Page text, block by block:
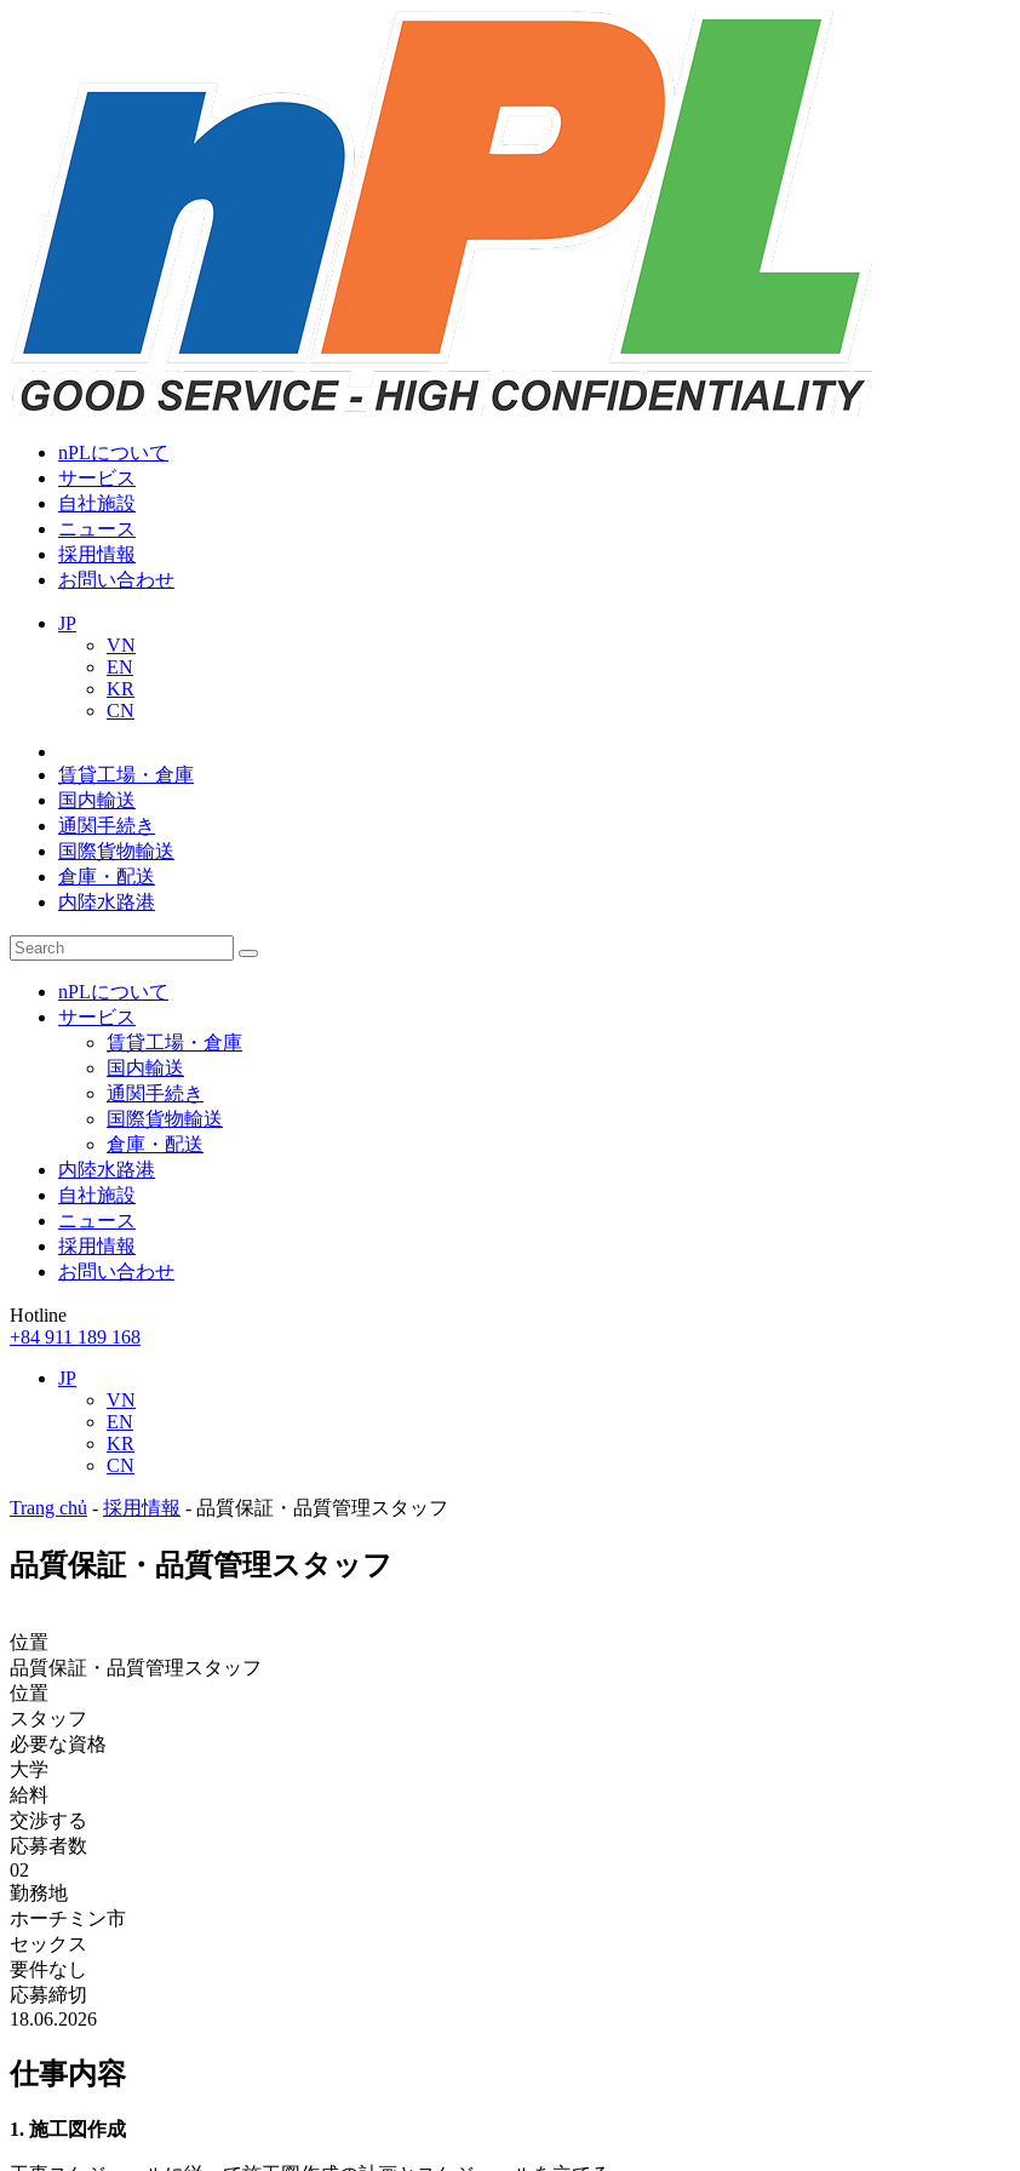
nPLについて
サービス
自社施設
ニュース
採用情報
お問い合わせ
JP
VN
EN
KR
CN
賃貸工場・倉庫
国内輸送
通関手続き
国際貨物輸送
倉庫・配送
内陸水路港
nPLについて
サービス
賃貸工場・倉庫
国内輸送
通関手続き
国際貨物輸送
倉庫・配送
内陸水路港
自社施設
ニュース
採用情報
お問い合わせ
Hotline
+84 911 189 168
JP
VN
EN
KR
CN
Trang chủ - 採用情報 - 品質保証・品質管理スタッフ
品質保証・品質管理スタッフ
位置
品質保証・品質管理スタッフ
位置
スタッフ
必要な資格
大学
給料
交渉する
応募者数
02
勤務地
ホーチミン市
セックス
要件なし
応募締切
18.06.2026
仕事内容
1. 施工図作成